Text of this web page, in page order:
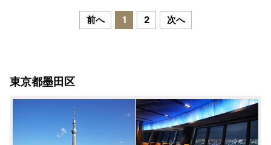
前へ 1 2 次へ
東京都墨田区